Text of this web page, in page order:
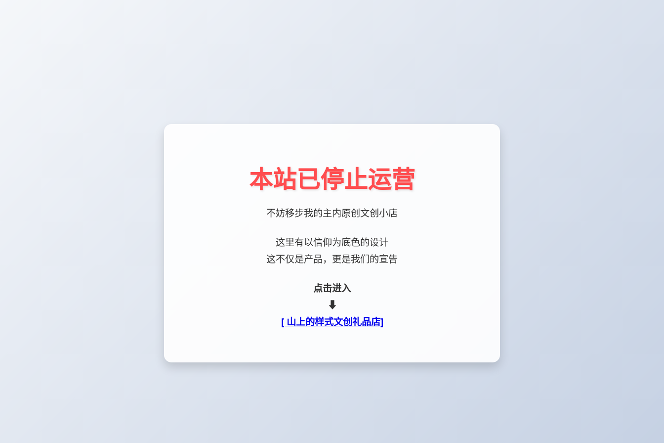
本站已停止运营
不妨移步我的主内原创文创小店
这里有以信仰为底色的设计
这不仅是产品，更是我们的宣告
点击进入
⬇
[ 山上的样式文创礼品店]